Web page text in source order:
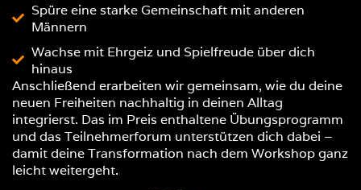
Spüre eine starke Gemeinschaft mit anderen
Männern
Wachse mit Ehrgeiz und Spielfreude über dich
hinaus
Anschließend erarbeiten wir gemeinsam, wie du deine
neuen Freiheiten nachhaltig in deinen Alltag
integrierst. Das im Preis enthaltene Übungsprogramm
und das Teilnehmerforum unterstützen dich dabei –
damit deine Transformation nach dem Workshop ganz
leicht weitergeht.